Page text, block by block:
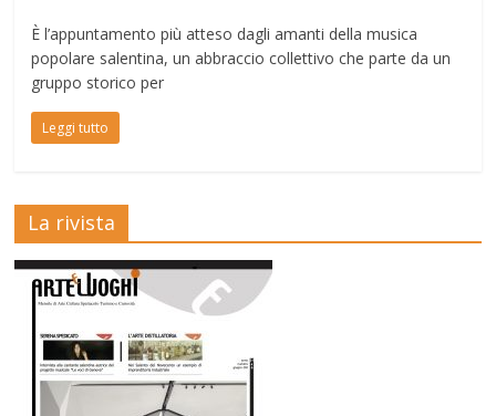
È l’appuntamento più atteso dagli amanti della musica
popolare salentina, un abbraccio collettivo che parte da un
gruppo storico per
Leggi tutto
La rivista